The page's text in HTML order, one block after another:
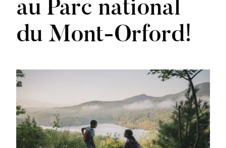
au Parc national
du Mont-Orford!